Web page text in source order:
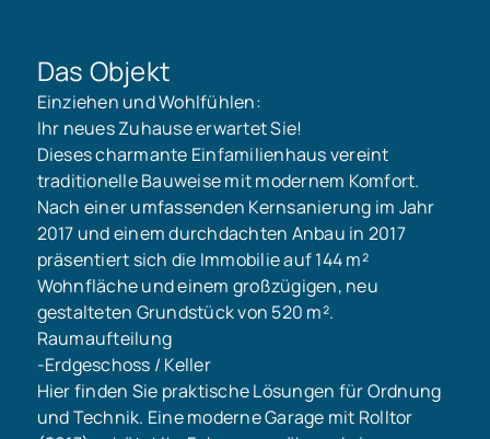
Das Objekt
Einziehen und Wohlfühlen:
Ihr neues Zuhause erwartet Sie!
Dieses charmante Einfamilienhaus vereint
traditionelle Bauweise mit modernem Komfort.
Nach einer umfassenden Kernsanierung im Jahr
2017 und einem durchdachten Anbau in 2017
präsentiert sich die Immobilie auf 144 m²
Wohnfläche und einem großzügigen, neu
gestalteten Grundstück von 520 m².
Raumaufteilung
-Erdgeschoss / Keller
Hier finden Sie praktische Lösungen für Ordnung
und Technik. Eine moderne Garage mit Rolltor